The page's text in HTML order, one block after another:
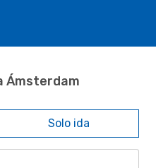
Ámsterdam
Solo ida